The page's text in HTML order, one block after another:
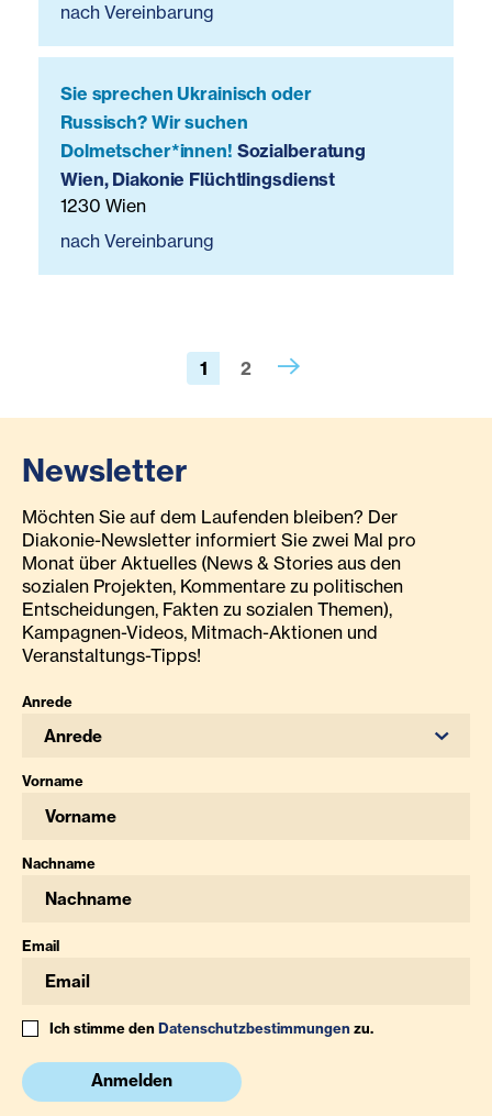
nach Vereinbarung
Sie sprechen Ukrainisch oder
Russisch? Wir suchen
Dolmetscher*innen! Sozialberatung
Wien, Diakonie Flüchtlingsdienst
1230 Wien
nach Vereinbarung
1 2
Newsletter
Möchten Sie auf dem Laufenden bleiben? Der
Diakonie-Newsletter informiert Sie zwei Mal pro
Monat über Aktuelles (News & Stories aus den
sozialen Projekten, Kommentare zu politischen
Entscheidungen, Fakten zu sozialen Themen),
Kampagnen-Videos, Mitmach-Aktionen und
Veranstaltungs-Tipps!
Anrede
Anrede
Vorname
Nachname
Email
Ich stimme denDatenschutzbestimmungenzu.
Anmelden